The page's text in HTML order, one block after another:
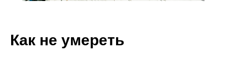
Как не умереть